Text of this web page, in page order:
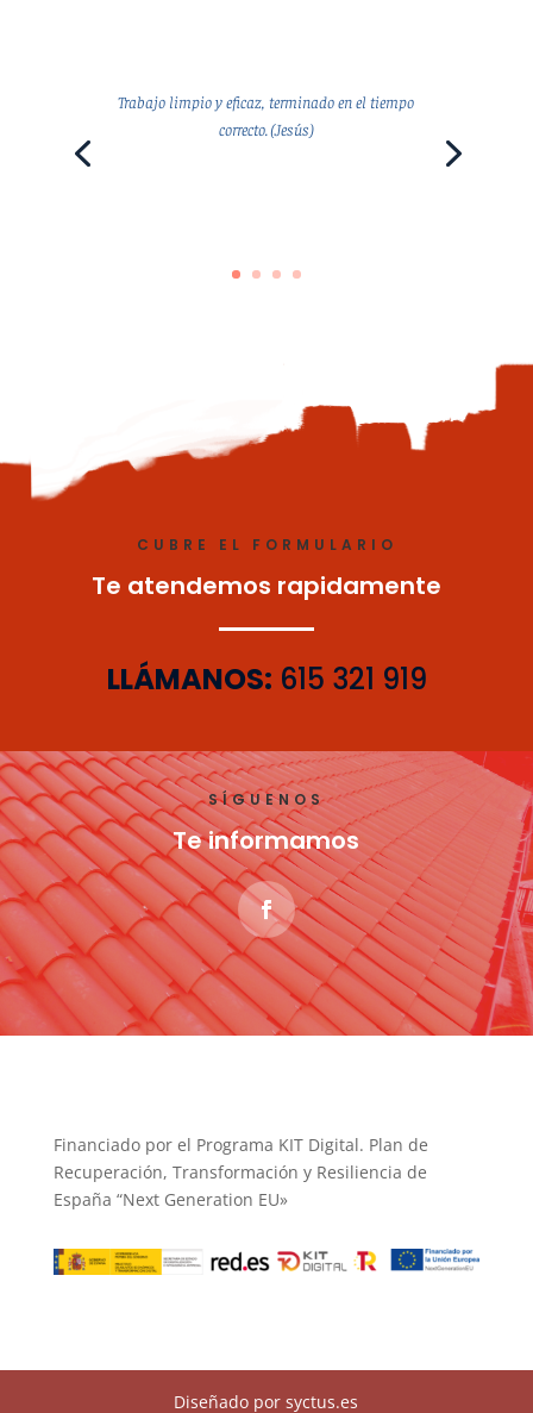
Trabajo limpio y eficaz, terminado en el tiempo
correcto. (Jesús)
CUBRE EL FORMULARIO
Te atendemos rapidamente
LLÁMANOS: 615 321 919
SÍGUENOS
Te informamos
Financiado por el Programa KIT Digital. Plan de
Recuperación, Transformación y Resiliencia de
España “Next Generation EU»
Diseñado por syctus.es